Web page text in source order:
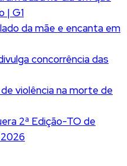
| G1
da mãe e encanta em
concorrência das
violência na morte de
2ª Edição-TO de